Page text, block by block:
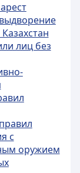
лиц без
с
оружием